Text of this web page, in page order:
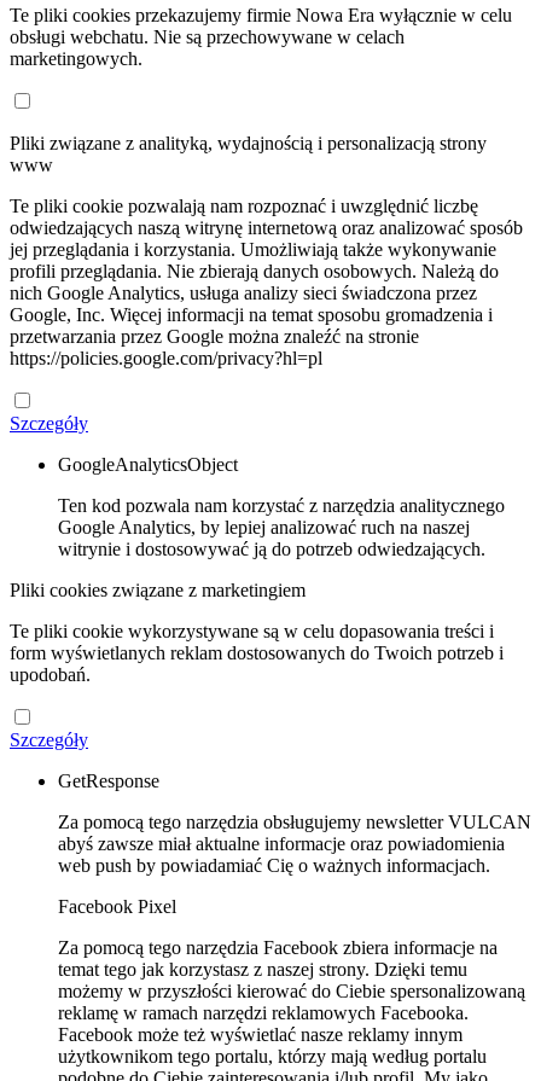
Te pliki cookies przekazujemy firmie Nowa Era wyłącznie w celu
obsługi webchatu. Nie są przechowywane w celach
marketingowych.
Pliki związane z analityką, wydajnością i personalizacją strony
www
Te pliki cookie pozwalają nam rozpoznać i uwzględnić liczbę
odwiedzających naszą witrynę internetową oraz analizować sposób
jej przeglądania i korzystania. Umożliwiają także wykonywanie
profili przeglądania. Nie zbierają danych osobowych. Należą do
nich Google Analytics, usługa analizy sieci świadczona przez
Google, Inc. Więcej informacji na temat sposobu gromadzenia i
przetwarzania przez Google można znaleźć na stronie
https://policies.google.com/privacy?hl=pl
Szczegóły
GoogleAnalyticsObject
Ten kod pozwala nam korzystać z narzędzia analitycznego
Google Analytics, by lepiej analizować ruch na naszej
witrynie i dostosowywać ją do potrzeb odwiedzających.
Pliki cookies związane z marketingiem
Te pliki cookie wykorzystywane są w celu dopasowania treści i
form wyświetlanych reklam dostosowanych do Twoich potrzeb i
upodobań.
Szczegóły
GetResponse
Za pomocą tego narzędzia obsługujemy newsletter VULCAN
abyś zawsze miał aktualne informacje oraz powiadomienia
web push by powiadamiać Cię o ważnych informacjach.
Facebook Pixel
Za pomocą tego narzędzia Facebook zbiera informacje na
temat tego jak korzystasz z naszej strony. Dzięki temu
możemy w przyszłości kierować do Ciebie spersonalizowaną
reklamę w ramach narzędzi reklamowych Facebooka.
Facebook może też wyświetlać nasze reklamy innym
użytkownikom tego portalu, którzy mają według portalu